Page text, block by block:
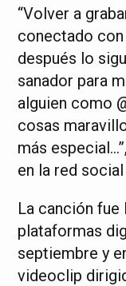
“Volver a
conectado con
después lo
sanador para
alguien como
cosas
más
en la red
La canción fue
plataformas
septiembre y
videoclip